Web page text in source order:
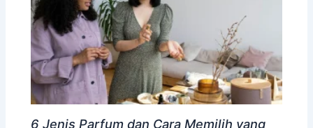
6 Jenis Parfum dan Cara Memilih yang